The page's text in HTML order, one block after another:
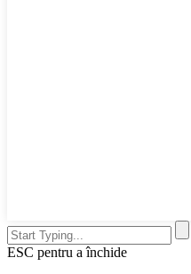
ESC pentru a închide